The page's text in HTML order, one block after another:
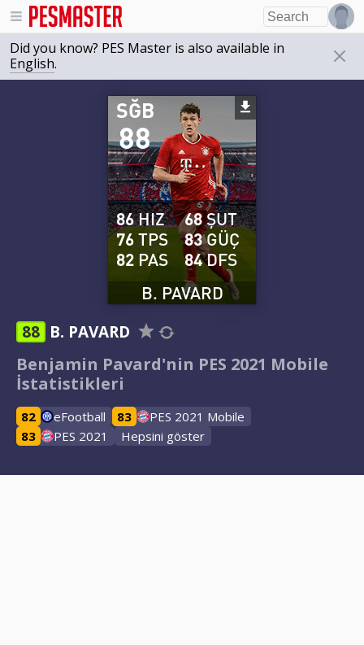
Did you know? PES Master is also available in
English.
88
SĞB
B. PAVARD
86HIZ
76TPS
82 PAS
68ŞUT
83GÜÇ
84DFS
88 B. PAVARD
Benjamin Pavard'nin PES 2021 Mobile
İstatistikleri
82 eFootball 83
PES 2021 Mobile
83
PES 2021 Hepsini göster